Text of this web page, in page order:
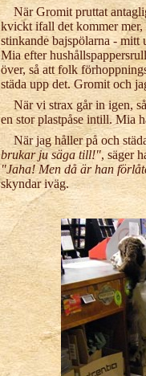
När Gromit pruttat
kvickt ifall det kommer mer,
stinkande bajspölarna -
Mia efter
över, så att folk
städa upp det. Gromit och
När vi strax går in igen, så
en stor plastpåse intill. Mia
När jag håller på och
brukar ju säga till!", säger
"Jaha! Men då är han
skyndar iväg.